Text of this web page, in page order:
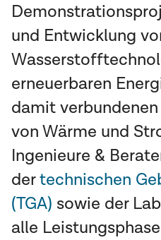
und Entwicklung
erneuerbaren
damit
von Wärme und
Ingenieure &
dertechnischen
(TGA) sowie der
alle